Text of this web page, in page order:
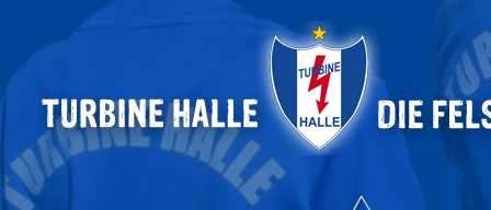
Navigation
überspringen